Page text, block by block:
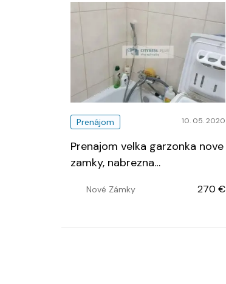
Prenájom 10. 05. 2020
Prenajom velka garzonka nove
zamky, nabrezna…
Nové Zámky 270 €